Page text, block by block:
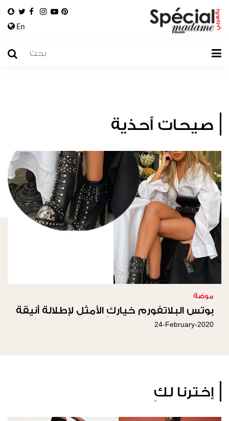
En
صيحات أحذية
موضة
بوتس البلاتفورم خياركِ الأمثل لإطلالة أنيقة
24-February-2020
إخترنا لكِ